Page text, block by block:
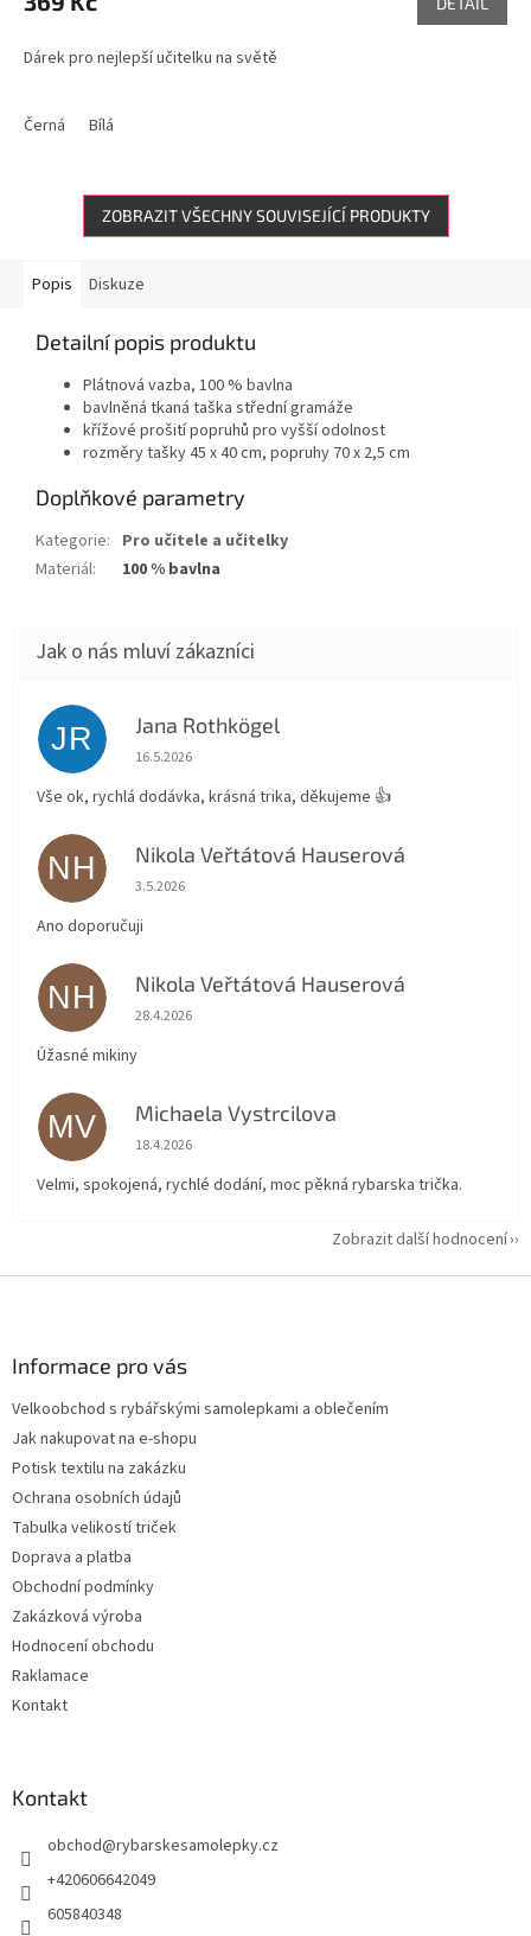
Dárek pro nejlepší učitelku na světě
Černá Bílá
ZOBRAZIT VŠECHNY SOUVISEJÍCÍ PRODUKTY
Popis Diskuze
Detailní popis produktu
Plátnová vazba, 100 % bavlna
bavlněná tkaná taška střední gramáže
křížové prošití popruhů pro vyšší odolnost
rozměry tašky 45 x 40 cm, popruhy 70 x 2,5 cm
Doplňkové parametry
Kategorie: Pro učitele a učitelky
Materiál: 100 % bavlna
JR Jana Rothkögel
Hodnocení obchodu je 5 z 5 hvězdiček.
16.5.2026
Vše ok, rychlá dodávka, krásná trika, děkujeme 👍
NH Nikola Veřtátová Hauserová
Hodnocení obchodu je 5 z 5 hvězdiček.
3.5.2026
Ano doporučuji
NH Nikola Veřtátová Hauserová
Hodnocení obchodu je 5 z 5 hvězdiček.
28.4.2026
Úžasné mikiny
MV Michaela Vystrcilova
Hodnocení obchodu je 5 z 5 hvězdiček.
18.4.2026
Velmi, spokojená, rychlé dodání, moc pěkná rybarska trička.
Zobrazit další hodnocení
Informace pro vás
Velkoobchod s rybářskými samolepkami a oblečením
Jak nakupovat na e-shopu
Potisk textilu na zakázku
Ochrana osobních údajů
Tabulka velikostí triček
Doprava a platba
Obchodní podmínky
Zakázková výroba
Hodnocení obchodu
Raklamace
Kontakt
Kontakt
obchod@rybarskesamolepky.cz
+420606642049
605840348